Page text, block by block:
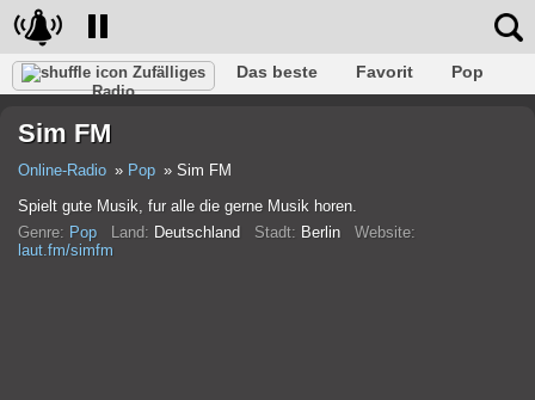
Zufälliges
Radio
Das beste Favorit
Pop
Rap
Trans
Sim FM
Online-Radio Pop
Sim FM
Spielt gute Musik, fur alle die gerne Musik horen.
Genre: Pop Land: Deutschland Stadt: Berlin Website:
laut.fm/simfm